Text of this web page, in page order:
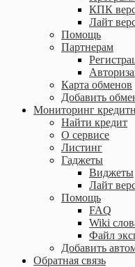
КПК
Лайт
Помощь
Партнерам
Карта обменов
Добавить
Мониторинг
Найти кредит
О сервисе
Листинг
Гаджеты
Виджеты
Лайт
Помощь
FAQ
Wiki
Файл
Добавить
Обратная связь